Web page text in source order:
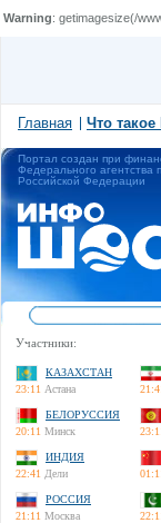
Warning: getimagesize(/
Главная Что
Портал создан при
Федерального агентства
Российской Федерации
Участники:
КАЗАХСТАН
23:11 Астана
БЕЛОРУССИЯ
20:11 Минск
ИНДИЯ
22:41 Дели
РОССИЯ
21:11 Москва